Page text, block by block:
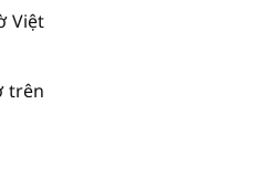
Việt
trên